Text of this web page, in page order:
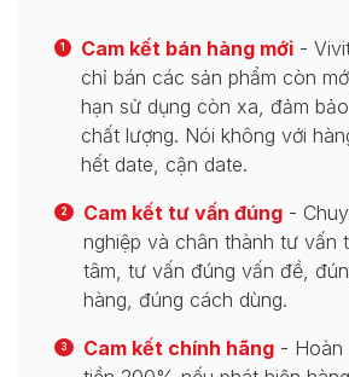
1 Cam kết bán hàng mới -
chỉ bán các sản phẩm còn
hạn sử dụng còn xa, đảm bảo
chất lượng. Nói không với
hết date, cận date.
2 Cam kết tư vấn đúng -
nghiệp và chân thành tư vấn
tâm, tư vấn đúng vấn đề,
hàng, đúng cách dùng.
3 Cam kết chính hãng - Hoàn